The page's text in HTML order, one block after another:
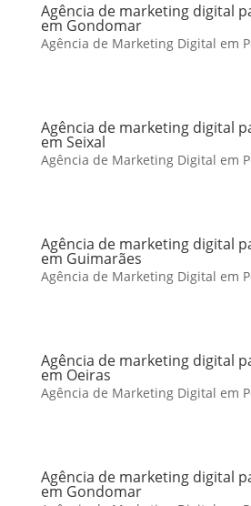
Agência de marketing digital
em Gondomar
Agência de Marketing Digital em
Agência de marketing digital
em Seixal
Agência de Marketing Digital em
Agência de marketing digital
em Guimarães
Agência de Marketing Digital em
Agência de marketing digital
em Oeiras
Agência de Marketing Digital em
Agência de marketing digital
em Gondomar